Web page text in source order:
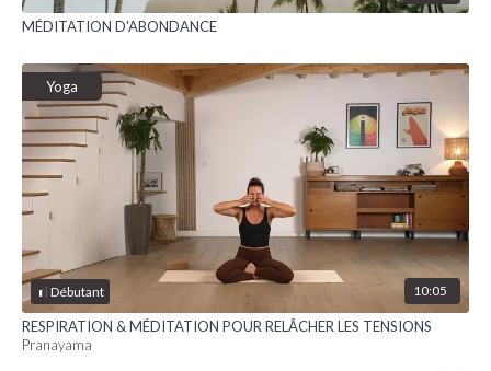
MÉDITATION D'ABONDANCE
Débutant
Yoga
10:05
RESPIRATION & MÉDITATION POUR RELÂCHER LES TENSIONS
Pranayama